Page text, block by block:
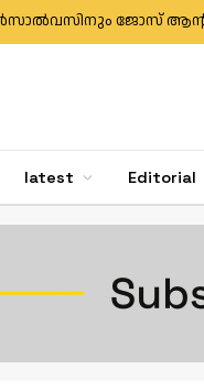
latest Editorial